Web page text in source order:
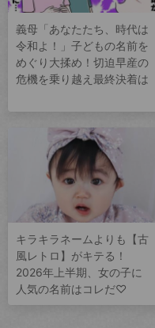
義母「あなたたち、時代は
令和よ！」子どもの名前を
めぐり大揉め！切迫早産の
危機を乗り越え最終決着は
キラキラネームよりも【古
風レトロ】がキテる！
2026年上半期、女の子に
人気の名前はコレだ♡